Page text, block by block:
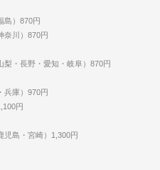
島）870円
奈川）870円
・長野・愛知・岐阜）870円
兵庫）970円
円
児島・宮崎）1,300円